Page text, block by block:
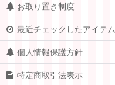
お取り置き制度
最近チェックしたアイテム
個人情報保護方針
特定商取引法表示